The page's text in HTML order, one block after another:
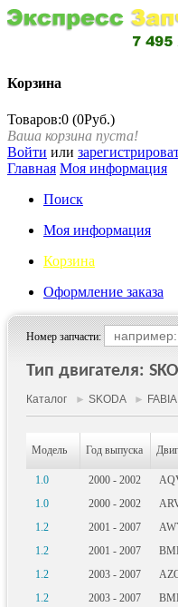
Корзина
Товаров:0 (0Руб.)
Ваша корзина пуста!
Войти или
Главная Моя информация
Поиск
Моя информация
Корзина
Оформление заказа
Номер запчасти:
Тип двигателя:
Каталог ► SKODA► FABIA
Модель Год выпуска
1.0 2000 - 2002
1.0
2000 - 2002
1.2
2001 - 2007
1.2
2001 - 2007
1.2
2003 - 2007
1.2
2003 - 2007